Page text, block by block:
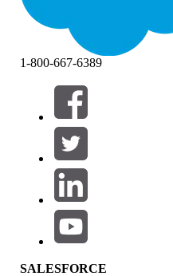
Filtros (0)
SELECCIONAR FILTROS
Área de productos
Repercusión de función
1-800-667-6389
SALESFORCE